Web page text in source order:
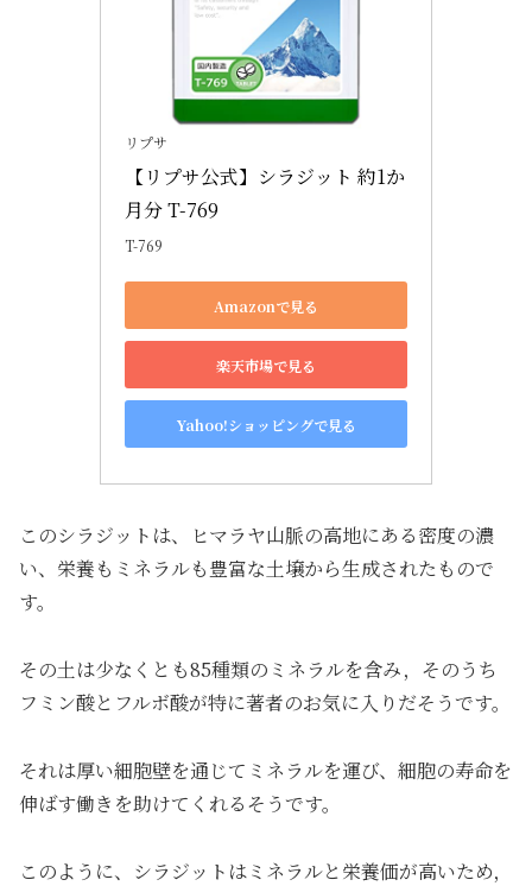
リプサ
【リプサ公式】シラジット 約1か
月分 T-769
T-769
Amazonで見る
楽天市場で見る
Yahoo!ショッピングで見る
このシラジットは、ヒマラヤ山脈の高地にある密度の濃
い、栄養もミネラルも豊富な土壌から生成されたもので
す。
その土は少なくとも85種類のミネラルを含み，そのうち
フミン酸とフルボ酸が特に著者のお気に入りだそうです。
それは厚い細胞壁を通じてミネラルを運び、細胞の寿命を
伸ばす働きを助けてくれるそうです。
このように、シラジットはミネラルと栄養価が高いため，